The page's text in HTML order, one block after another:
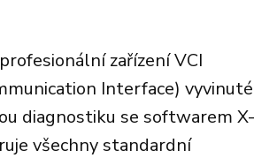
zařízení VCI
Interface) vyvinuté
diagnostiku se softwarem X-
všechny standardní